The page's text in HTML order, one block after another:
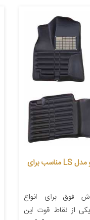
کفپوش سه بعدی خودرو مدل LS مناسب برای
فوق برای انواع
از نقاط قوت این